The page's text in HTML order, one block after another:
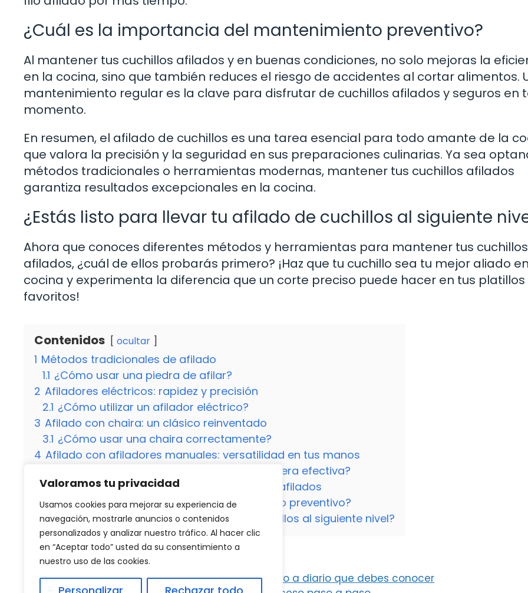
Valoramos tu privacidad
Usamos cookies para mejorar su experiencia de
navegación, mostrarle anuncios o contenidos
personalizados y analizar nuestro tráfico. Al hacer clic
en “Aceptar todo” usted da su consentimiento a
nuestro uso de las cookies.
¿Cuál es la importancia del mantenimiento preventivo?
Al mantener tus cuchillos afilados y en buenas condiciones, no solo mejoras la
en la cocina, sino que también reduces el riesgo de accidentes al cortar alimentos.
mantenimiento regular es la clave para disfrutar de cuchillos afilados y seguros en
momento.
En resumen, el afilado de cuchillos es una tarea esencial para todo amante de la
que valora la precisión y la seguridad en sus preparaciones culinarias. Ya sea
métodos tradicionales o herramientas modernas, mantener tus cuchillos afilados
garantiza resultados excepcionales en la cocina.
¿Estás listo para llevar tu afilado de cuchillos al siguiente
Ahora que conoces diferentes métodos y herramientas para mantener tus cuchillos
afilados, ¿cuál de ellos probarás primero? ¡Haz que tu cuchillo sea tu mejor aliado
cocina y experimenta la diferencia que un corte preciso puede hacer en tus platillos
favoritos!
Contenidos ocultar
1 Métodos tradicionales de afilado
1.1 ¿Cómo usar una piedra de afilar?
2 Afiladores eléctricos: rapidez y precisión
2.1 ¿Cómo utilizar un afilador eléctrico?
3 Afilado con chaira: un clásico reinventado
3.1 ¿Cómo usar una chaira correctamente?
4 Afilado con afiladores manuales: versatilidad en tus manos
¿Cómo utilizar un afilador manual de manera efectiva?
5 Mantenimiento regular: clave para cuchillos afilados
5.1 ¿Cuál es la importancia del mantenimiento preventivo?
5.2 ¿Estás listo para llevar tu afilado de cuchillos al siguiente nivel?
Categorías
Otro
Los efectos sorprendentes de comer huevo duro a diario que debes conocer